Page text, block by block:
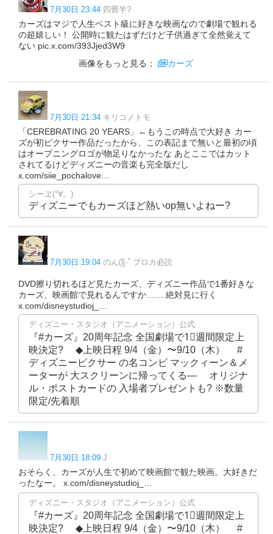
7月30日 23:44 四畳半?
カーズはマジで人生ベスト級に好きな映画なので劇場で観れる
の超嬉しい！ 公開時に観たはずだけど子供過ぎて全然覚えて
ない pic.x.com/393Jjed3W9
画像をもっと見る：
カーズ
7月30日 21:34 キリコノトモ
「CEREBRATING 20 YEARS」←もうこの時点で大好き カー
ズが初ピクサー作品だったから、この表記まで無いと最初の頃
はオープニングロゴが物足りなかったな あとここではカット
されてるけどディズニーの音楽も完全版だし
x.com/siie_pochalove…
シーヱ(°∀。)
ディズニーでもカーズほど熱いop無いよねー?
7月30日 19:04 のん༊·˚ プロカ必読
DVD擦り切れるほど見たカーズ、ディズニー作品で1番好きな
カーズ、映画館で見れるんですか…… 絶対見に行く
x.com/disneystudioj_…
ディズニー・スタジオ（アニメーション）公式
『#カーズ』20周年記念 全国劇場で1⃣週間限定上
映決定? ⠀ ◆上映日程 9/4（金）〜9/10（木） ⠀ #
ディズニーピクサー の名コンビ マックィーン＆メ
ーターが 大スクリーンに帰ってくる― ⠀ オリジナ
ル・ポストカードの 入場者プレゼントも? ※数量
限定/先着順
7月30日 18:09 J
おそらく、カーズが人生で初めて映画館で観た映画。大好きだ
ったなー。 x.com/disneystudioj_…
ディズニー・スタジオ（アニメーション）公式
『#カーズ』20周年記念 全国劇場で1⃣週間限定上
映決定? ⠀ ◆上映日程 9/4（金）〜9/10（木） ⠀ #